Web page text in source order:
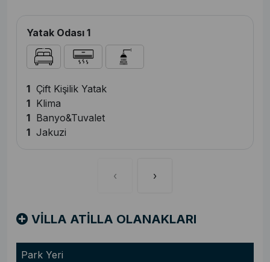
Yatak Odası 1
1 Çift Kişilik Yatak
1 Klima
1 Banyo&Tuvalet
1 Jakuzi
‹ ›
VİLLA ATİLLA OLANAKLARI
Park Yeri